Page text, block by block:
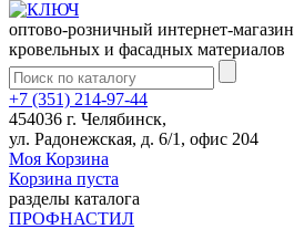
оптово-розничный интернет-магазин
кровельных и фасадных материалов
+7 (351) 214-97-44
454036 г. Челябинск,
ул. Радонежская, д. 6/1, офис 204
Моя Корзина
Корзина пуста
разделы каталога
ПРОФНАСТИЛ